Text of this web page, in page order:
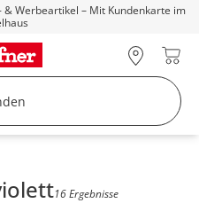
& Werbeartikel – Mit Kundenkarte im
16 Ergebnisse